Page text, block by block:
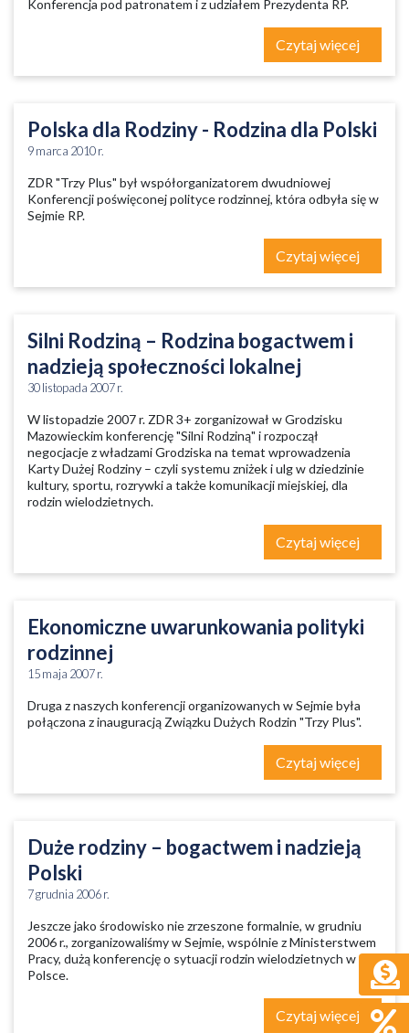
Konferencja pod patronatem i z udziałem Prezydenta RP.
Czytaj więcej
Polska dla Rodziny - Rodzina dla Polski
9 marca 2010 r.
ZDR "Trzy Plus" był współorganizatorem dwudniowej
Konferencji poświęconej polityce rodzinnej, która odbyła się w
Sejmie RP.
Czytaj więcej
Silni Rodziną – Rodzina bogactwem i
nadzieją społeczności lokalnej
30 listopada 2007 r.
W listopadzie 2007 r. ZDR 3+ zorganizował w Grodzisku
Mazowieckim konferencję "Silni Rodziną" i rozpoczął
negocjacje z władzami Grodziska na temat wprowadzenia
Karty Dużej Rodziny – czyli systemu zniżek i ulg w dziedzinie
kultury, sportu, rozrywki a także komunikacji miejskiej, dla
rodzin wielodzietnych.
Czytaj więcej
Ekonomiczne uwarunkowania polityki
rodzinnej
15 maja 2007 r.
Druga z naszych konferencji organizowanych w Sejmie była
połączona z inauguracją Związku Dużych Rodzin "Trzy Plus".
Czytaj więcej
Duże rodziny – bogactwem i nadzieją
Polski
7 grudnia 2006 r.
Jeszcze jako środowisko nie zrzeszone formalnie, w grudniu
2006 r., zorganizowaliśmy w Sejmie, wspólnie z Ministerstwem
Pracy, dużą konferencję o sytuacji rodzin wielodzietnych w
Polsce.
Czytaj więcej